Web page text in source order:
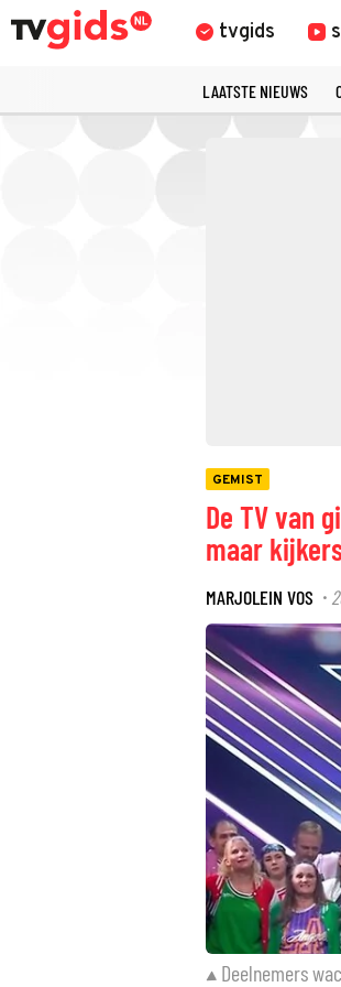
tvgids
LAATSTE NIEUWS
GEMIST
De TV van
maar
MARJOLEIN VOS ·
Deelnemers